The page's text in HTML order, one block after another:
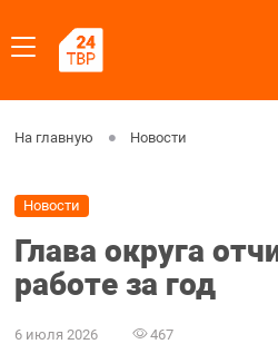
На главную Новости
Новости
Глава округа
работе за год
6 июля 2026 467